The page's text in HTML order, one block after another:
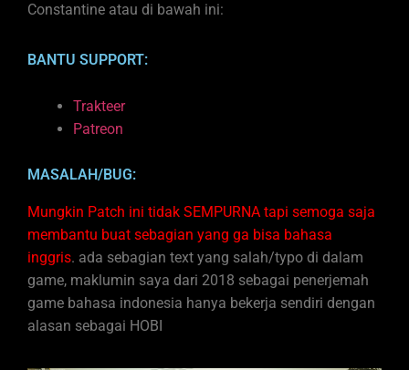
Constantine atau di bawah ini:
BANTU SUPPORT:
Trakteer
Patreon
MASALAH/BUG:
Mungkin Patch ini tidak SEMPURNA tapi semoga saja
membantu buat sebagian yang ga bisa bahasa
inggris. ada sebagian text yang salah/typo di dalam
game, maklumin saya dari 2018 sebagai penerjemah
game bahasa indonesia hanya bekerja sendiri dengan
alasan sebagai HOBI